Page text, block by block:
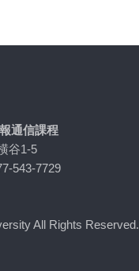
通信課程
谷1-5
543-7729
All Rights Reserved.